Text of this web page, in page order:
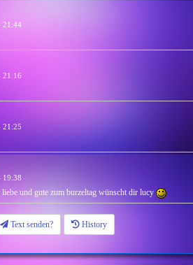
21:44
21:16
21:25
19:38
liebe und gute zum burzeltag wünscht dir lucy
Text senden? History